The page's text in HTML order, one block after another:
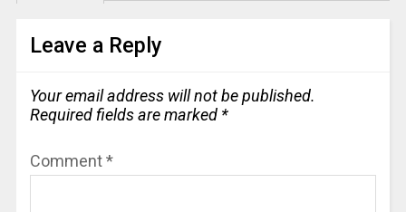
Leave a Reply
Your email address will not be published.
Required fields are marked *
Comment*